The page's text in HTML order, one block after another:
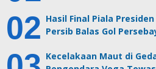
Hasil Final Piala
Persib Balas Gol
Kecelakaan Maut di